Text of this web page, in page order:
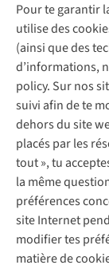
Pour te garantir
utilise des
(ainsi que des
d’informations,
policy. Sur nos
suivi afin de te
dehors du site
placés par les
tout », tu
la même
préférences
site Internet
modifier tes
matière de
Service client
Questions
Commander
Payer
10 % réduction
Klarna : post-
Livraison
Retourner
Rétractation d'une
Garantie
Contact
Nos services
Vintage - ReJUsed
Atelier de couture
Personal shopping
Boîte à vêtements
Événements /
Juttu
Qui sommes-nous ?
Juttu Friends
Inspiration
Travailler chez
Nos magasins
Le monde de Juttu
Abonne-toi à la